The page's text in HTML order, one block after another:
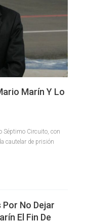
Marín Y Lo
Séptimo Circuito, con
cautelar de prisión
No Dejar
El Fin De